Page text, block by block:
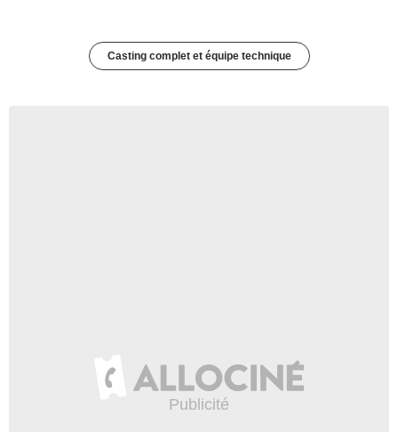
Casting complet et équipe technique